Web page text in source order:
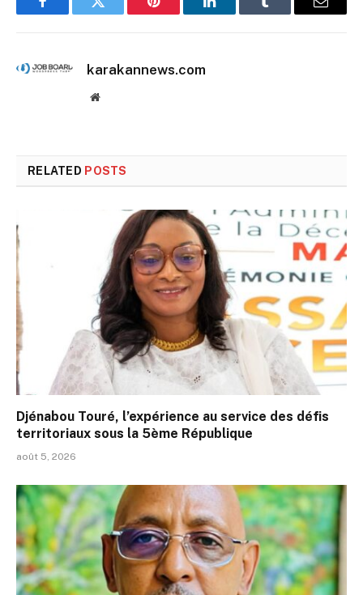
FacebookTwitter Pinterest LinkedInTumblr Email
karakannews.com
Website
RELATED POSTS
Djénabou Touré, l’expérience au service des défis
territoriaux sous la 5ème République
août 5, 2026